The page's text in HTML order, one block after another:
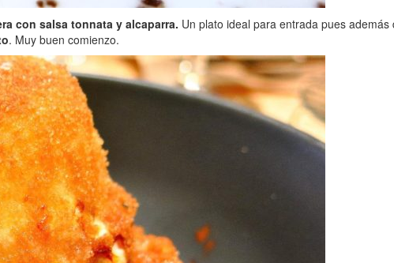
con salsa tonnata y alcaparra. Un plato ideal para entrada pues
. Muy buen comienzo.